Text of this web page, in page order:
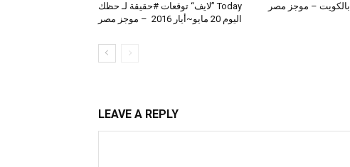
بالكويت – موجز مصر
Today ”لايف“ توقعات #حقيقة لـ حظك
اليوم 20 مايو~أيار 2016 – موجز مصر
LEAVE A REPLY